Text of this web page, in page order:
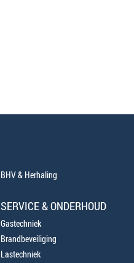
BHV & Herhaling
SERVICE & ONDERHOUD
Gastechniek
Brandbeveiliging
Lastechniek